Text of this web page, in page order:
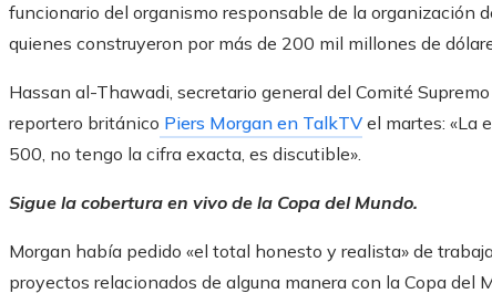
funcionario del organismo responsable de la organización
quienes construyeron por más de 200 mil millones de
Hassan al-Thawadi, secretario general del Comité
reportero británico Piers Morgan en TalkTV el martes: «La
500, no tengo la cifra exacta, es discutible».
Sigue la cobertura en vivo de la Copa del Mundo.
Morgan había pedido «el total honesto y realista» de
proyectos relacionados de alguna manera con la Copa del